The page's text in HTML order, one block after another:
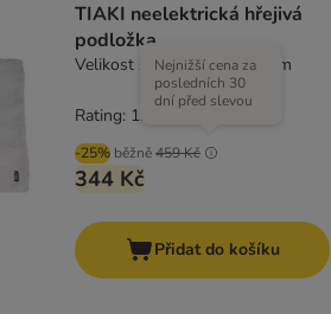
TIAKI neelektrická hřejivá
podložka
Velikost XL: D 110 × Š 70 cm
-25% běžně459 Kč
Nejnižší cena za
posledních 30
dní před slevou
344 Kč
Rating: 1.5/5
Přidat do košíku